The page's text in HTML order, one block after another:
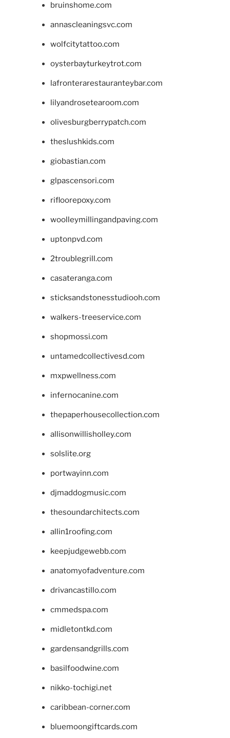
bruinshome.com
annascleaningsvc.com
wolfcitytattoo.com
oysterbayturkeytrot.com
lafronterarestauranteybar.com
lilyandrosetearoom.com
olivesburgberrypatch.com
theslushkids.com
giobastian.com
glpascensori.com
rifloorepoxy.com
woolleymillingandpaving.com
uptonpvd.com
2troublegrill.com
casateranga.com
sticksandstonesstudiooh.com
walkers-treeservice.com
shopmossi.com
untamedcollectivesd.com
mxpwellness.com
infernocanine.com
thepaperhousecollection.com
allisonwillisholley.com
solslite.org
portwayinn.com
djmaddogmusic.com
thesoundarchitects.com
allin1roofing.com
keepjudgewebb.com
anatomyofadventure.com
drivancastillo.com
cmmedspa.com
midletontkd.com
gardensandgrills.com
basilfoodwine.com
nikko-tochigi.net
caribbean-corner.com
bluemoongiftcards.com